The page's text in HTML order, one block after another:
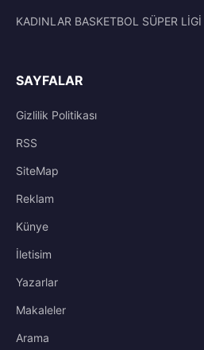
KADINLAR BASKETBOL SÜPER LİGİ
SAYFALAR
Gizlilik Politikası
RSS
SiteMap
Reklam
Künye
İletisim
Yazarlar
Makaleler
Arama